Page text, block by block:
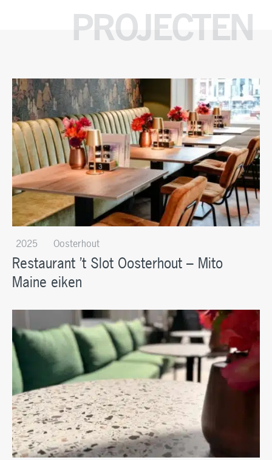
PROJECTEN
2025 Oosterhout
Restaurant ’t Slot Oosterhout – Mito
Maine eiken